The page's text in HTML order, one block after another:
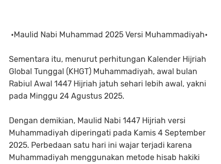
•Maulid Nabi Muhammad 2025 Versi Muhammadiyah•
Sementara itu, menurut perhitungan Kalender Hijriah
Global Tunggal (KHGT) Muhammadiyah, awal bulan
Rabiul Awal 1447 Hijriah jatuh sehari lebih awal, yakni
pada Minggu 24 Agustus 2025.
Dengan demikian, Maulid Nabi 1447 Hijriah versi
Muhammadiyah diperingati pada Kamis 4 September
2025. Perbedaan satu hari ini wajar terjadi karena
Muhammadiyah menggunakan metode hisab hakiki